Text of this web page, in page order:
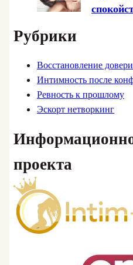
Рубрики
Восстановление
Интимность после
Ревность к прошлому
Эскорт нетворкинг
проекта